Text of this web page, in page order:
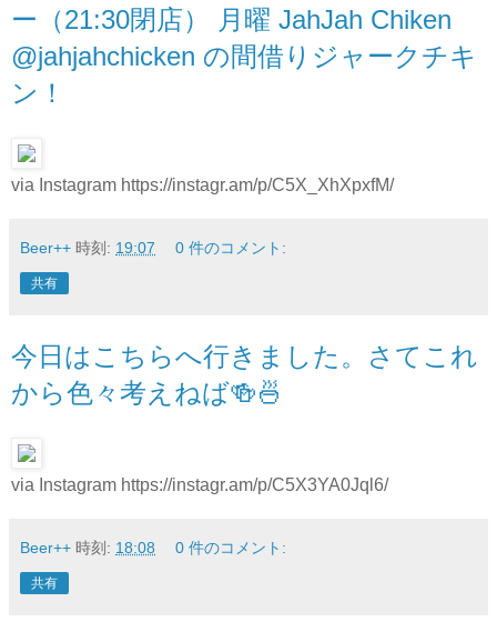
ー（21:30閉店） 月曜 JahJah Chiken
@jahjahchicken の間借りジャークチキ
ン！
via Instagram https://instagr.am/p/C5X_XhXpxfM/
Beer++ 時刻: 19:07 0 件のコメント:
共有
今日はこちらへ行きました。さてこれ
から色々考えねば🍻🍜
via Instagram https://instagr.am/p/C5X3YA0Jql6/
Beer++ 時刻: 18:08 0 件のコメント:
共有